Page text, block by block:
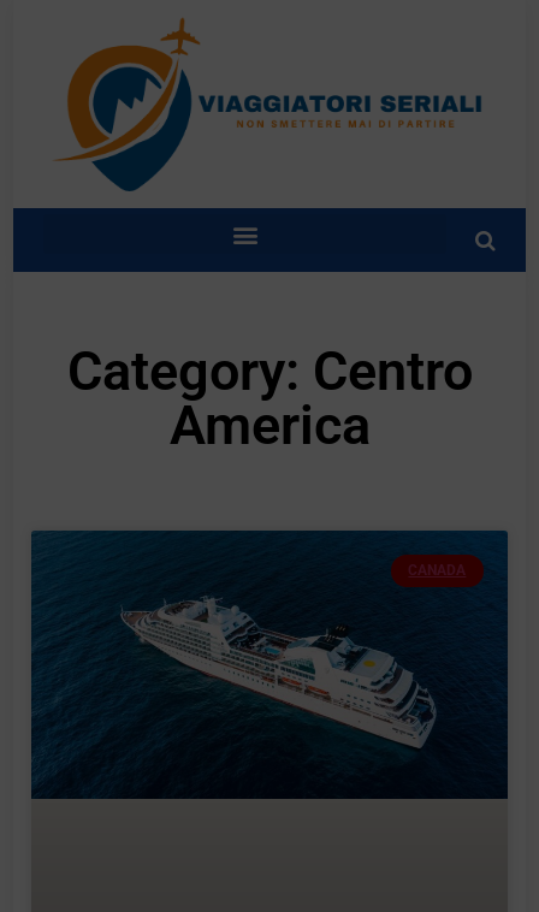
Category: Centro
America
CANADA